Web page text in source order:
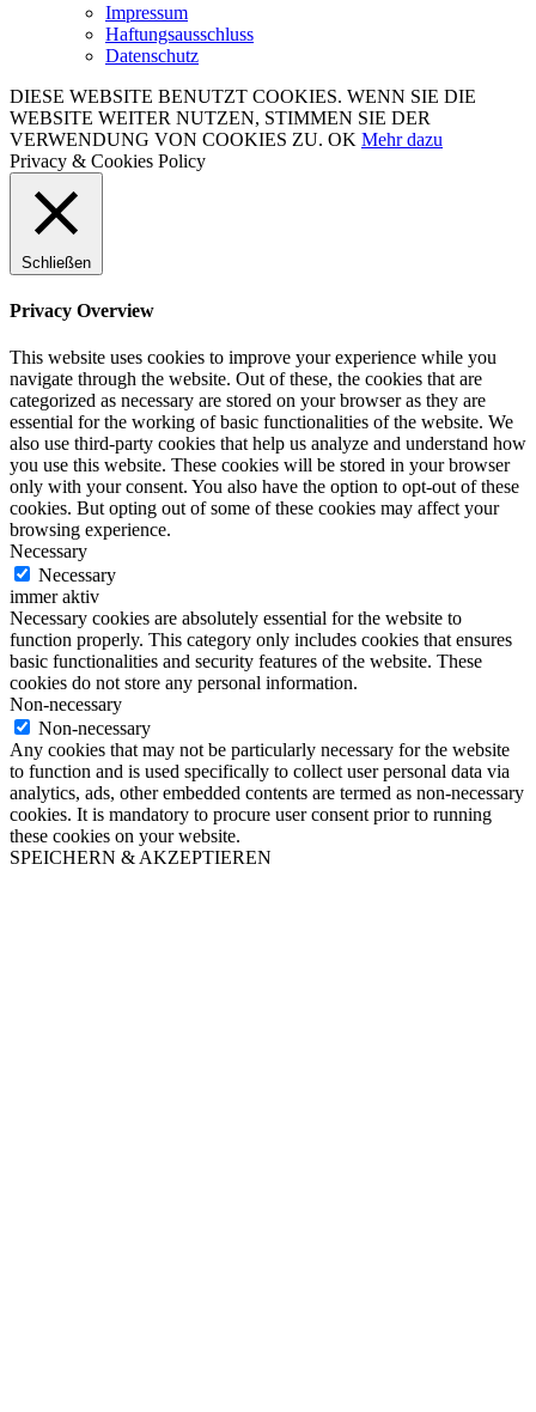
Impressum
Haftungsausschluss
Datenschutz
DIESE WEBSITE BENUTZT COOKIES. WENN SIE DIE
WEBSITE WEITER NUTZEN, STIMMEN SIE DER
VERWENDUNG VON COOKIES ZU. OK Mehr dazu
Privacy & Cookies Policy
Schließen
Privacy Overview
This website uses cookies to improve your experience while you
navigate through the website. Out of these, the cookies that are
categorized as necessary are stored on your browser as they are
essential for the working of basic functionalities of the website. We
also use third-party cookies that help us analyze and understand how
you use this website. These cookies will be stored in your browser
only with your consent. You also have the option to opt-out of these
cookies. But opting out of some of these cookies may affect your
browsing experience.
Necessary
Necessary
immer aktiv
Necessary cookies are absolutely essential for the website to
function properly. This category only includes cookies that ensures
basic functionalities and security features of the website. These
cookies do not store any personal information.
Non-necessary
Non-necessary
Any cookies that may not be particularly necessary for the website
to function and is used specifically to collect user personal data via
analytics, ads, other embedded contents are termed as non-necessary
cookies. It is mandatory to procure user consent prior to running
these cookies on your website.
SPEICHERN & AKZEPTIEREN